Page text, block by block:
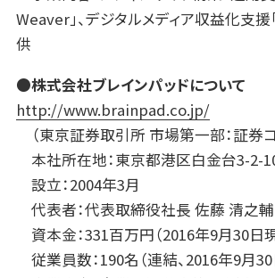
Weaver」、デジタルメディア収益化支援
供
●株式会社ブレインパッドについて
http://www.brainpad.co.jp/
（東京証券取引所 市場第一部：証券コ
本社所在地：東京都港区白金台3-2-
設立：2004年3月
代表者：代表取締役社長 佐藤 清之輔
資本金：331百万円（2016年9月30日現
従業員数：190名（連結、2016年9月30